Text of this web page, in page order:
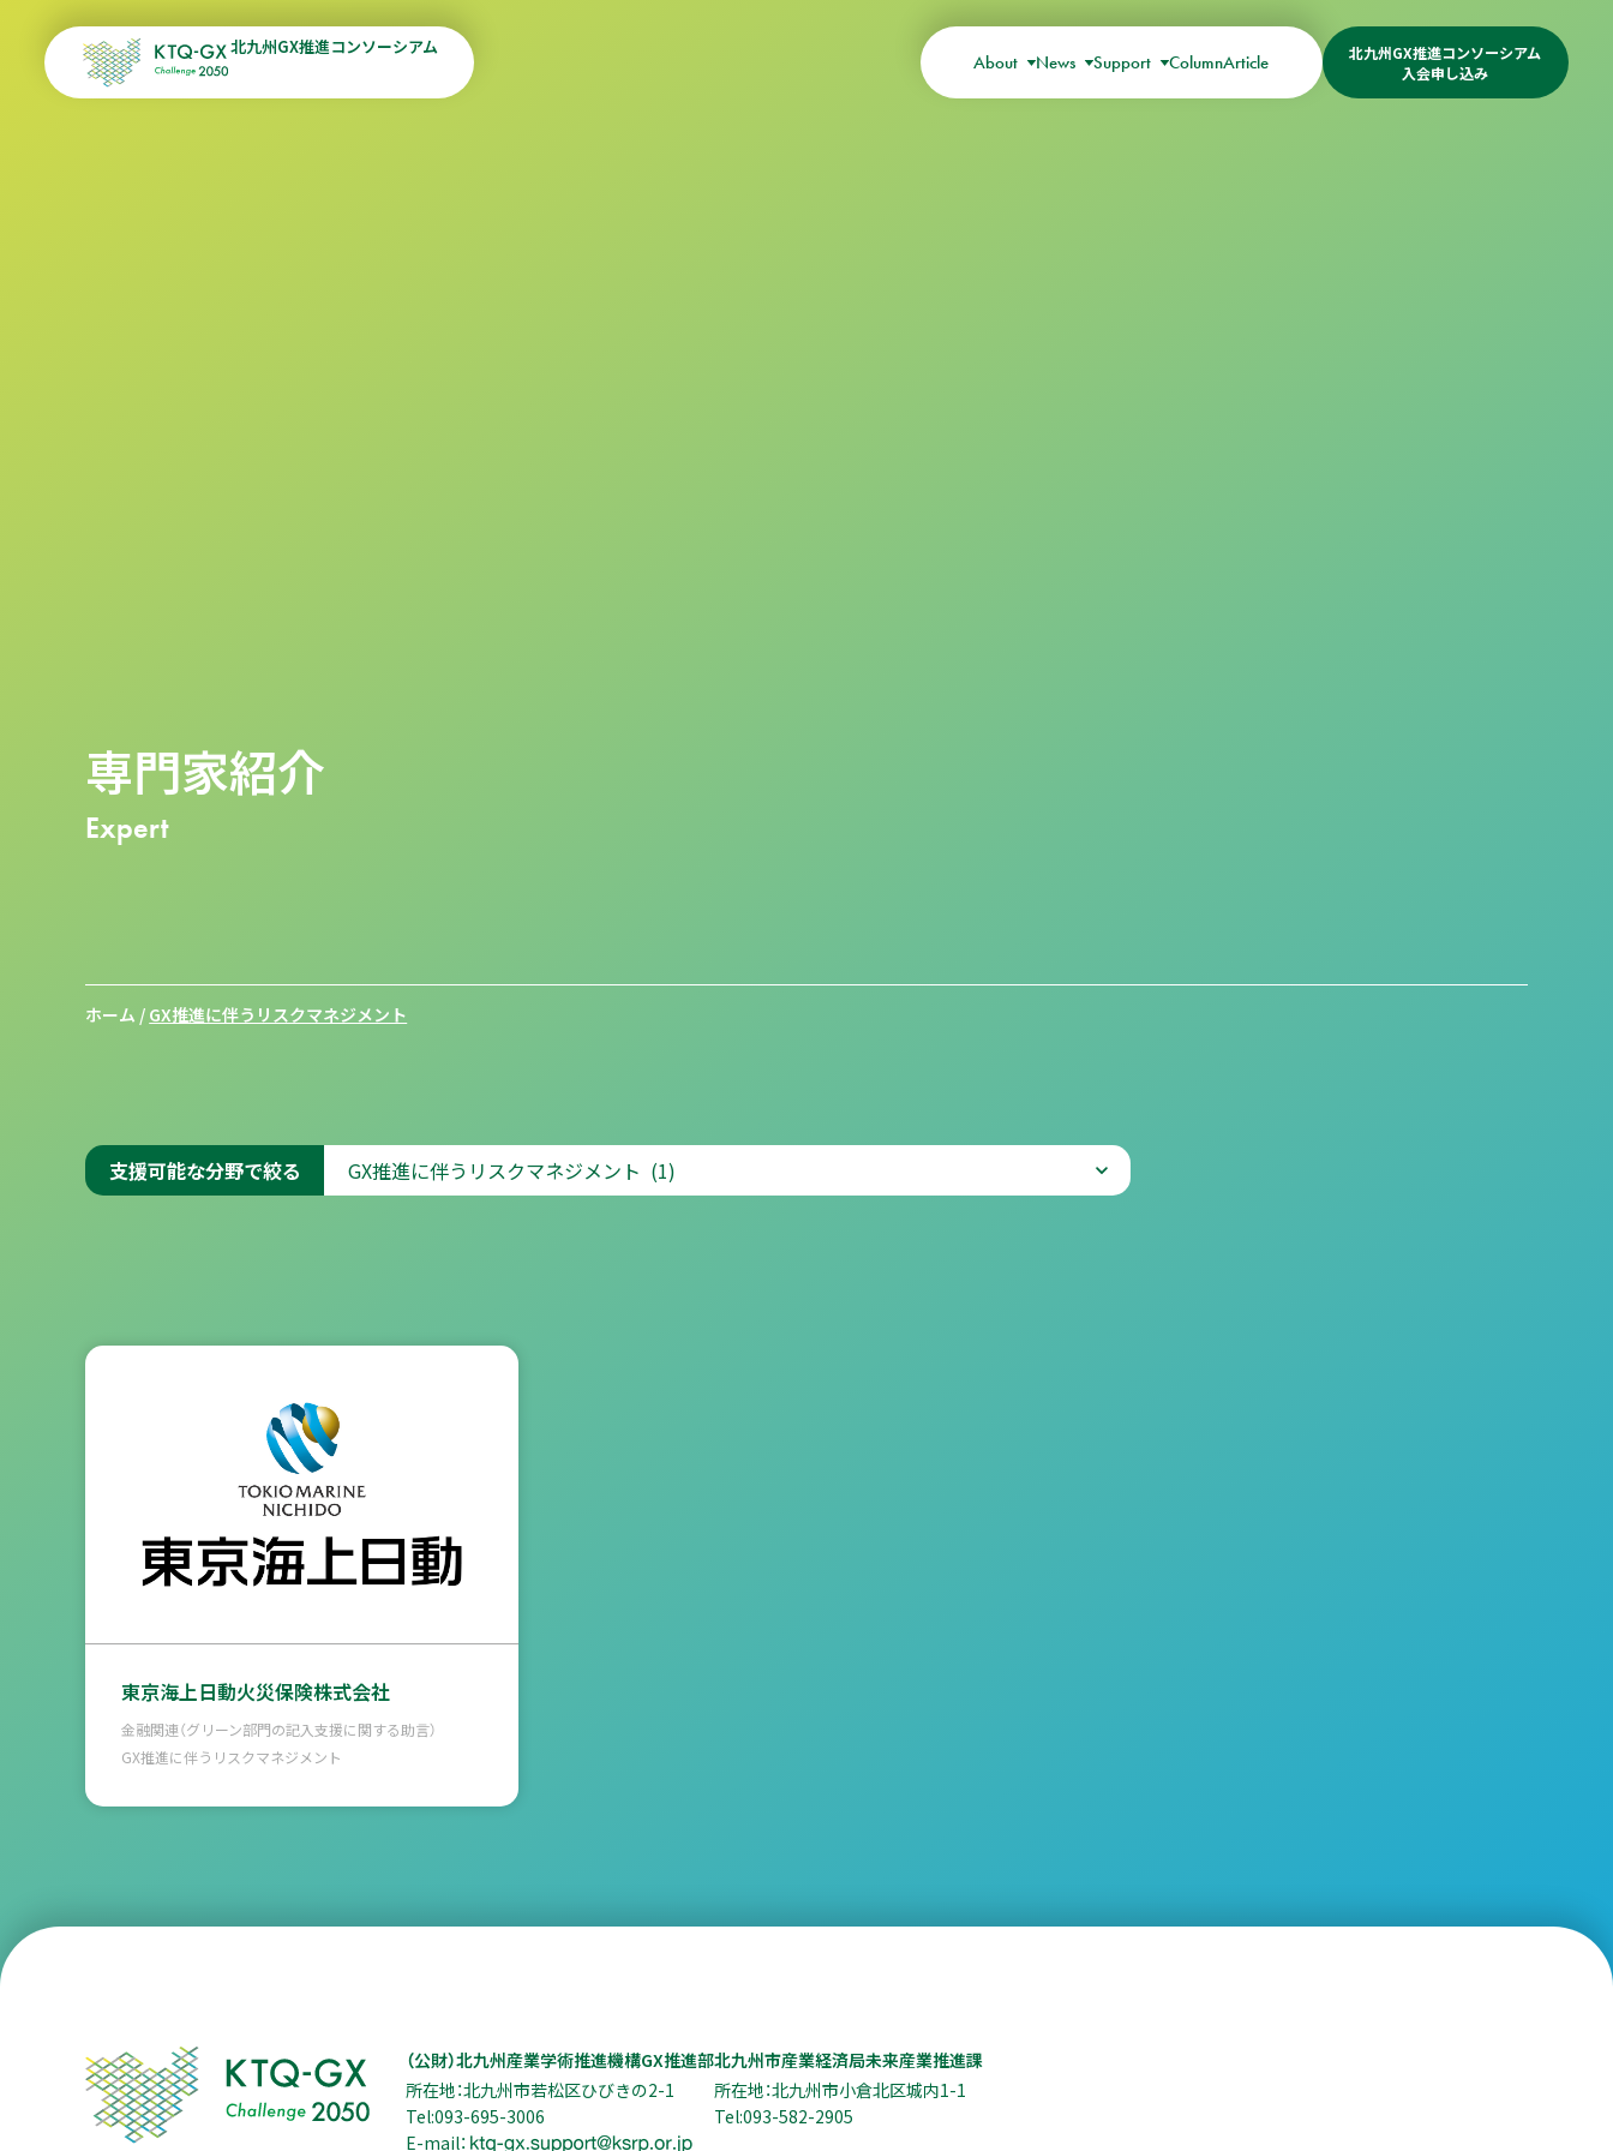
北九州GX推進コンソーシアム
About News Support ColumnArticle
北九州GX推進コンソーシアム
入会申し込み
専門家紹介
Expert
ホーム / GX推進に伴うリスクマネジメント
支援可能な分野で絞る
東京海上日動火災保険株式会社
金融関連（グリーン部門の記入支援に関する助言）
GX推進に伴うリスクマネジメント
（公財）北九州産業学術推進機構GX推進部
所在地：北九州市若松区ひびきの2-1
Tel:093-695-3006
E-mail：
北九州市産業経済局未来産業推進課
所在地：北九州市小倉北区城内1-1
Tel:093-582-2905